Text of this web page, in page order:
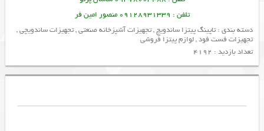
تلفن : 09128931339 منصور امین فر
دسته بندی :تاپینگ پیتزا ساندویچ,تجهیزات آشپزخانه صنعتی,تجهیزات ساندویچی,
تجهیزات فست فود,لوازم پیتزا فروشی
تعداد بازدید : 4192